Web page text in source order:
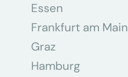
Essen
Frankfurt am Main
Graz
Hamburg